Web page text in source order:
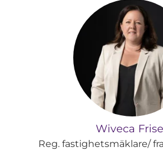
Wiveca
Reg. fastighetsmäklare/